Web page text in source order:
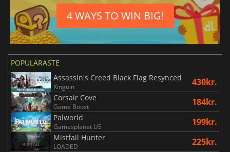
4 WAYS TO WIN BIG!
POPULÄRASTE
Assassin's Creed Black Flag Resynced
Kinguin 430kr.
Corsair Cove
Game Boost 184kr.
Palworld
Gamesplanet US 199kr.
Mistfall Hunter
LOADED 225kr.